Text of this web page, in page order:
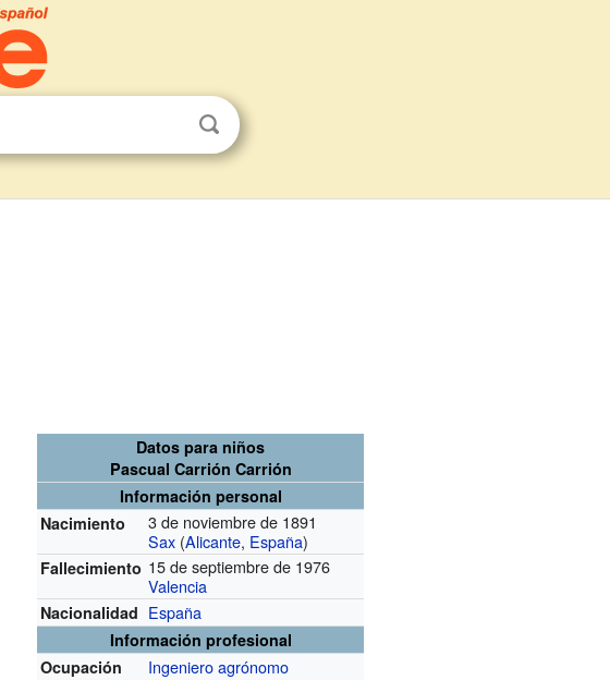
Datos para niños
Pascual Carrión Carrión
Información personal
Nacimiento
3 de noviembre de 1891
Sax (Alicante, España)
Fallecimiento 15 de septiembre de 1976
Valencia
Nacionalidad España
Información profesional
Ocupación
Ingeniero agrónomo